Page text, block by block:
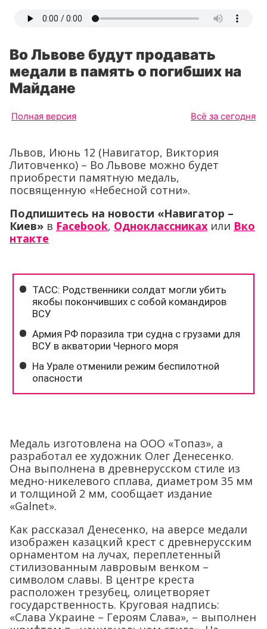
Во Львове будут продавать
медали в память о погибших на
Майдане
Полная версия Всё за сегодня
Львов, Июнь 12 (Навигатор, Виктория
Литовченко) – Во Львове можно будет
приобрести памятную медаль,
посвященную «Небесной сотни».
Подпишитесь на новости «Навигатор –
Киев» в Facebook, Одноклассниках или Вко
нтакте
Медаль изготовлена ​​на ООО «Топаз», а
разработал ее художник Олег Денесенко.
Она выполнена в древнерусском стиле из
медно-никелевого сплава, диаметром 35 мм
и толщиной 2 мм, сообщает издание
«Galnet».
Как рассказал Денесенко, на аверсе медали
изображен казацкий крест с древнерусским
орнаментом на лучах, переплетенный
стилизованным лавровым венком –
символом славы. В центре креста
расположен трезубец, олицетворяет
государственность. Круговая надпись:
«Слава Украине – Героям Слава», – выполнен